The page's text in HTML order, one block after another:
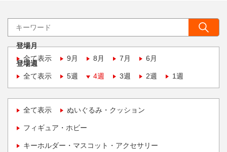
登場月
全て表示
9月 8月 7月 6月
登場週
全て表示
5週 4週 3週 2週 1週
全て表示 ぬいぐるみ・クッション
フィギュア・ホビー
キーホルダー・マスコット・アクセサリー